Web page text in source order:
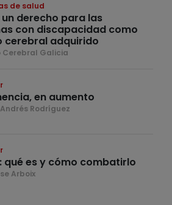
de salud
un derecho para las
con discapacidad como
cerebral adquirido
Cerebral Galicia
en aumento
Rodríguez
qué es y cómo combatirlo
Arboix